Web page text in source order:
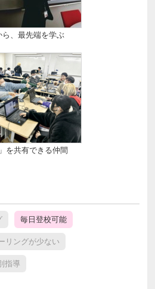
ら、最先端を学ぶ
を共有できる仲間
毎日登校可能
リングが少ない
指導